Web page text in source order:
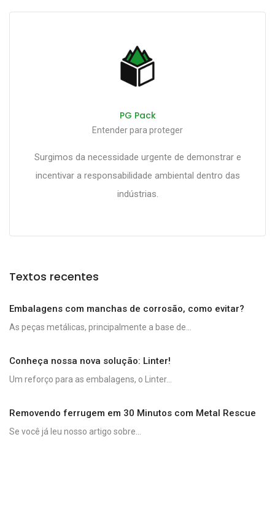
PG Pack
Entender para proteger
Surgimos da necessidade urgente de demonstrar e
incentivar a responsabilidade ambiental dentro das
indústrias.
Textos recentes
Embalagens com manchas de corrosão, como evitar?
As peças metálicas, principalmente a base de...
Conheça nossa nova solução: Linter!
Um reforço para as embalagens, o Linter...
Removendo ferrugem em 30 Minutos com Metal Rescue
Se você já leu nosso artigo sobre...